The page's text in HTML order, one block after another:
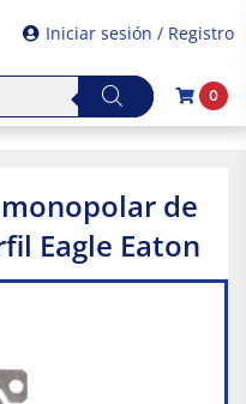
Iniciar sesión / Registro
0
de
Eagle Eaton